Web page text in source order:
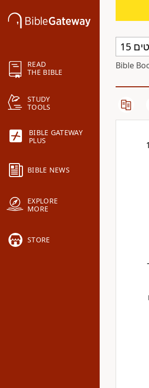
READ
THE BIBLE
STUDY
TOOLS
BIBLE GATEWAY
PLUS
BIBLE NEWS
EXPLORE
MORE
STORE
Bible